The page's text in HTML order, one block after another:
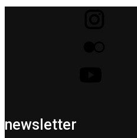
newsletter